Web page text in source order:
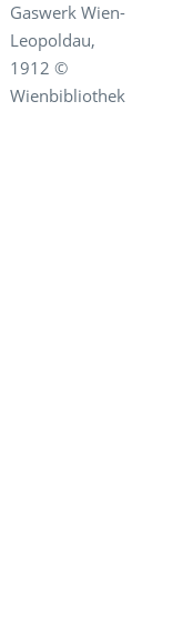
Gaswerk Wien-
Leopoldau,
1912 ©
Wienbibliothek